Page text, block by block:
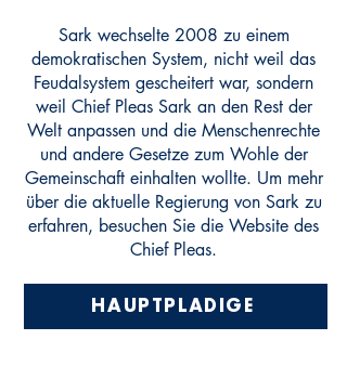
Sark wechselte 2008 zu einem
demokratischen System, nicht weil das
Feudalsystem gescheitert war, sondern
weil Chief Pleas Sark an den Rest der
Welt anpassen und die Menschenrechte
und andere Gesetze zum Wohle der
Gemeinschaft einhalten wollte. Um mehr
über die aktuelle Regierung von Sark zu
erfahren, besuchen Sie die Website des
Chief Pleas.
HAUPTPLÄDIGE